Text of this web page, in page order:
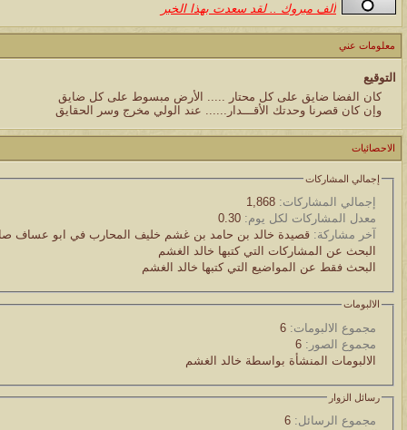
ألف مبروك .. لقد سعدت بهذا الخبر
معلومات عني
التوقيع
كان الفضا ضايق على كل محتار ..... الأرض مبسوط على كل ضايق
وإن كان قصرنا وحدتك الأقـــدار...... عند الولي مخرج وسر الحقايق
الاحصائيات
إجمالي المشاركات
إجمالي المشاركات:
معدل المشاركات لكل يوم:
آخر مشاركة: قصيدة خالد بن حامد بن غشم خليف المحارب في ابو عساف
البحث عن المشاركات التي كتبها خالد الغشم
البحث فقط عن المواضيع التي كتبها خالد الغشم
الالبومات
مجموع الالبومات:
مجموع الصور:
الالبومات المنشأة بواسطة خالد الغشم
رسائل الزوار
مجموع الرسائل: